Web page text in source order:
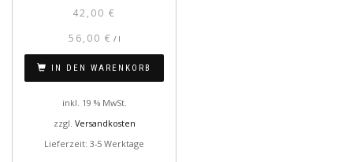
42,00 €
56,00 € / l
IN DEN WARENKORB
inkl. 19 % MwSt.
zzgl. Versandkosten
Lieferzeit: 3-5 Werktage